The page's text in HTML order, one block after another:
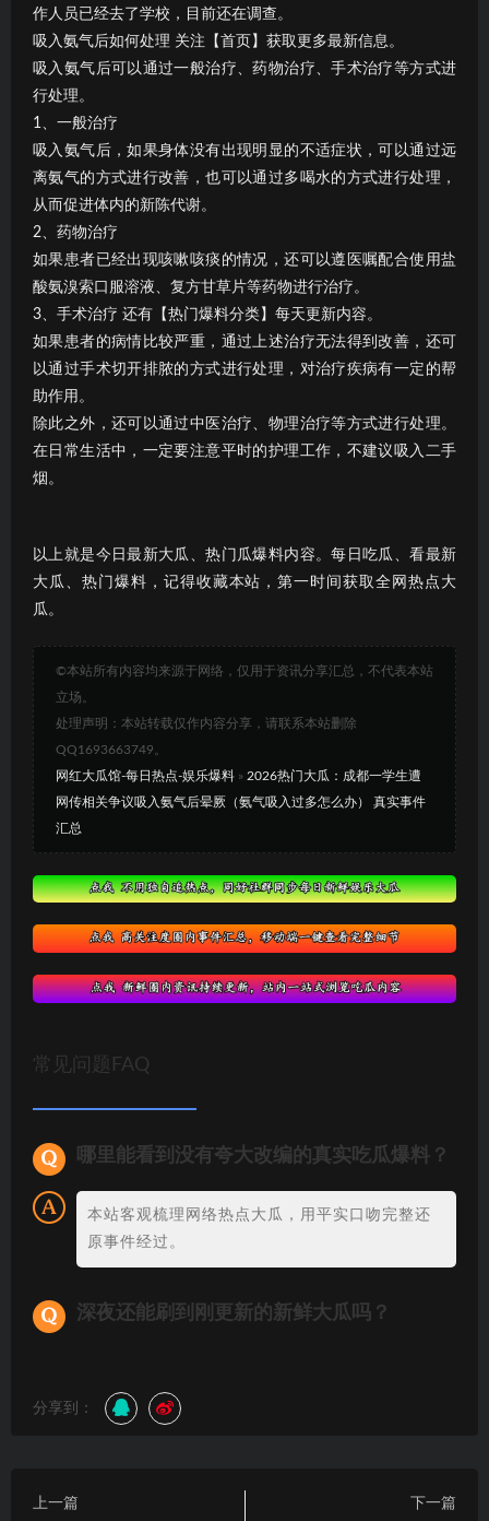
作人员已经去了学校，目前还在调查。
吸入氨气后如何处理 关注【首页】获取更多最新信息。
吸入氨气后可以通过一般治疗、药物治疗、手术治疗等方式进
行处理。
1、一般治疗
吸入氨气后，如果身体没有出现明显的不适症状，可以通过远
离氨气的方式进行改善，也可以通过多喝水的方式进行处理，
从而促进体内的新陈代谢。
2、药物治疗
如果患者已经出现咳嗽咳痰的情况，还可以遵医嘱配合使用盐
酸氨溴索口服溶液、复方甘草片等药物进行治疗。
3、手术治疗 还有【热门爆料分类】每天更新内容。
如果患者的病情比较严重，通过上述治疗无法得到改善，还可
以通过手术切开排脓的方式进行处理，对治疗疾病有一定的帮
助作用。
除此之外，还可以通过中医治疗、物理治疗等方式进行处理。
在日常生活中，一定要注意平时的护理工作，不建议吸入二手
烟。
以上就是今日最新大瓜、热门瓜爆料内容。每日吃瓜、看最新
大瓜、热门爆料，记得收藏本站，第一时间获取全网热点大
瓜。
©本站所有内容均来源于网络，仅用于资讯分享汇总，不代表本站
立场。
处理声明：本站转载仅作内容分享，请联系本站删除
QQ1693663749。
网红大瓜馆-每日热点-娱乐爆料 » 2026热门大瓜：成都一学生遭
网传相关争议吸入氨气后晕厥（氨气吸入过多怎么办） 真实事件
汇总
常见问题FAQ
哪里能看到没有夸大改编的真实吃瓜爆料？
本站客观梳理网络热点大瓜，用平实口吻完整还
原事件经过。
深夜还能刷到刚更新的新鲜大瓜吗？
分享到：
上一篇 下一篇